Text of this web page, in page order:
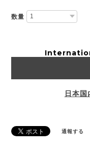
数量
日本国
通報する